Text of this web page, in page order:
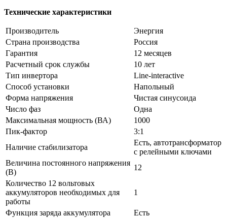
Технические характеристики
Производитель
Энергия
Cтрана производства
Россия
Гарантия
12 месяцев
Расчетный срок службы
10 лет
Тип инвертора
Line-interactive
Способ установки
Напольный
Форма напряжения
Чистая синусоида
Число фаз
Одна
Максимальная мощность (ВА)
1000
Пик-фактор
3:1
Наличие стабилизатора
Есть, автотрансформатор
с релейными ключами
Величина постоянного напряжения
(В)
12
Количество 12 вольтовых
аккумуляторов необходимых для
работы
1
Функция заряда аккумулятора
Есть